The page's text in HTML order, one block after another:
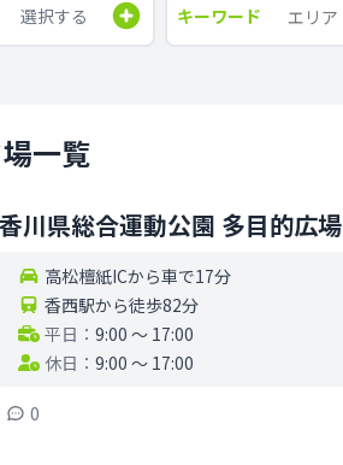
選択する キーワード
一覧
香川県総合運動公園 多目的広場
高松檀紙ICから車で17分
香西駅から徒歩82分
平日： 9:00 〜 17:00
休日： 9:00 〜 17:00
0